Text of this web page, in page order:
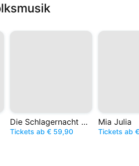
Die Schlagernacht des Jahres
Tickets ab € 59,90
Mia Julia
Tickets ab